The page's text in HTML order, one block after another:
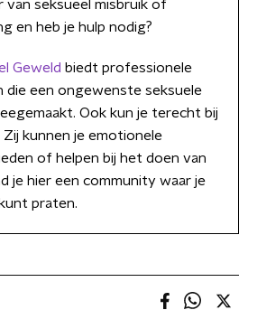
van seksueel misbruik of
en heb je hulp nodig?
Geweld biedt professionele
die een ongewenste seksuele
Ook kun je terecht bij
Zij kunnen je emotionele
of helpen bij het doen van
je hier een community waar je
praten.